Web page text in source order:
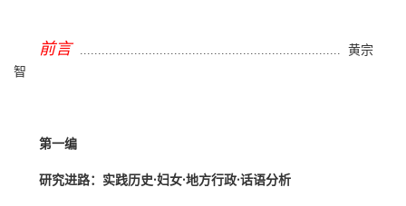
前言
........................................................................ 黄宗
智
第一编
研究进路：实践历史·妇女·地方行政·话语分析